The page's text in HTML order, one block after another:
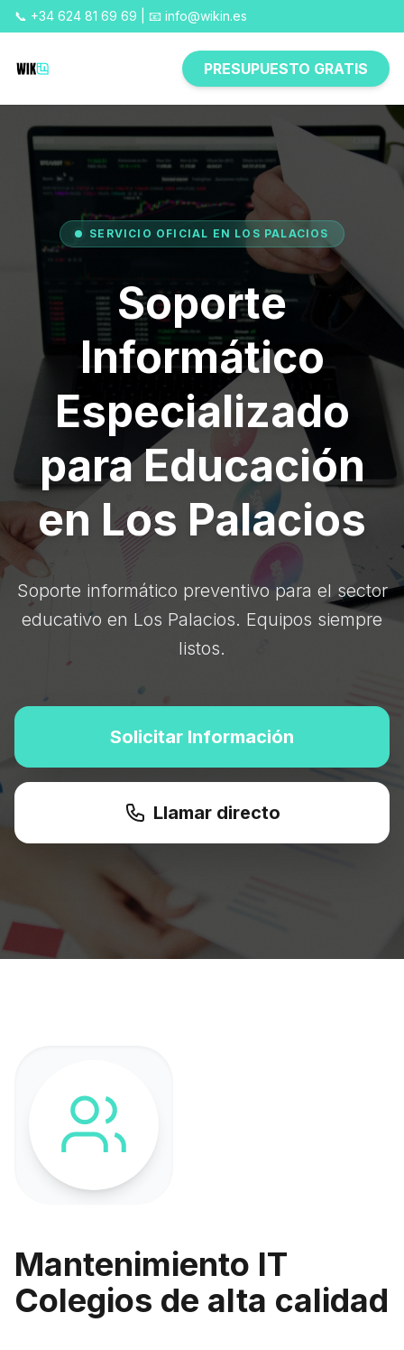
📞 +34 624 81 69 69 | 📧 info@wikin.es
PRESUPUESTO GRATIS
SERVICIO OFICIAL EN LOS PALACIOS
Soporte
Informático
Especializado
para Educación
en Los Palacios
Soporte informático preventivo para el sector
educativo en Los Palacios. Equipos siempre
listos.
Solicitar Información
Llamar directo
Mantenimiento IT
Colegios de alta calidad